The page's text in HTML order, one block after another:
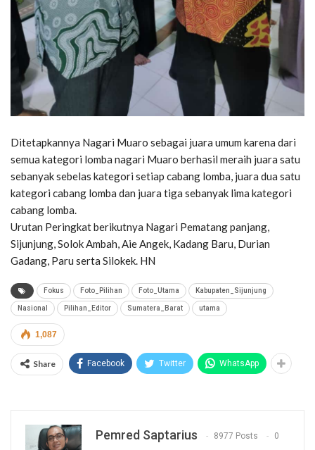
Ditetapkannya Nagari Muaro sebagai juara umum karena dari
semua kategori lomba nagari Muaro berhasil meraih juara satu
sebanyak sebelas kategori setiap cabang lomba, juara dua satu
kategori cabang lomba dan juara tiga sebanyak lima kategori
cabang lomba.
Urutan Peringkat berikutnya Nagari Pematang panjang,
Sijunjung, Solok Ambah, Aie Angek, Kadang Baru, Durian
Gadang, Paru serta Silokek. HN
Fokus Foto_Pilihan Foto_Utama Kabupaten_Sijunjung
Nasional Pilihan_Editor Sumatera_Barat utama
1,087
Share Facebook Twitter WhatsApp
Pemred Saptarius 8977 Posts 0